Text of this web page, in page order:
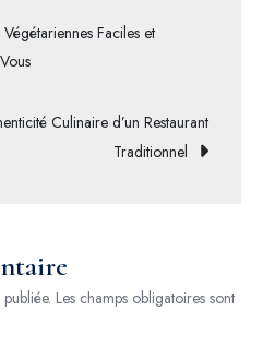
d’un
Faciles et
Culinaire d’un Restaurant
Traditionnel
Les champs obligatoires sont